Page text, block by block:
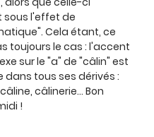
sous l'effet de
Cela étant, ce
toujours le cas : l'accent
sur le "a" de "câlin" est
dans tous ses dérivés :
câlinerie… Bon
!